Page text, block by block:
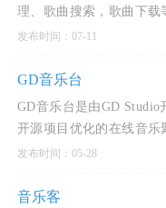
理、歌曲搜索，歌曲下载
发布时间：07-11
GD音乐台
GD音乐台是由GD Studio
开源项目优化的在线音乐
为用户提供高音质、全曲
稳定音源，最高支持24
发布时间：05-28
音乐客